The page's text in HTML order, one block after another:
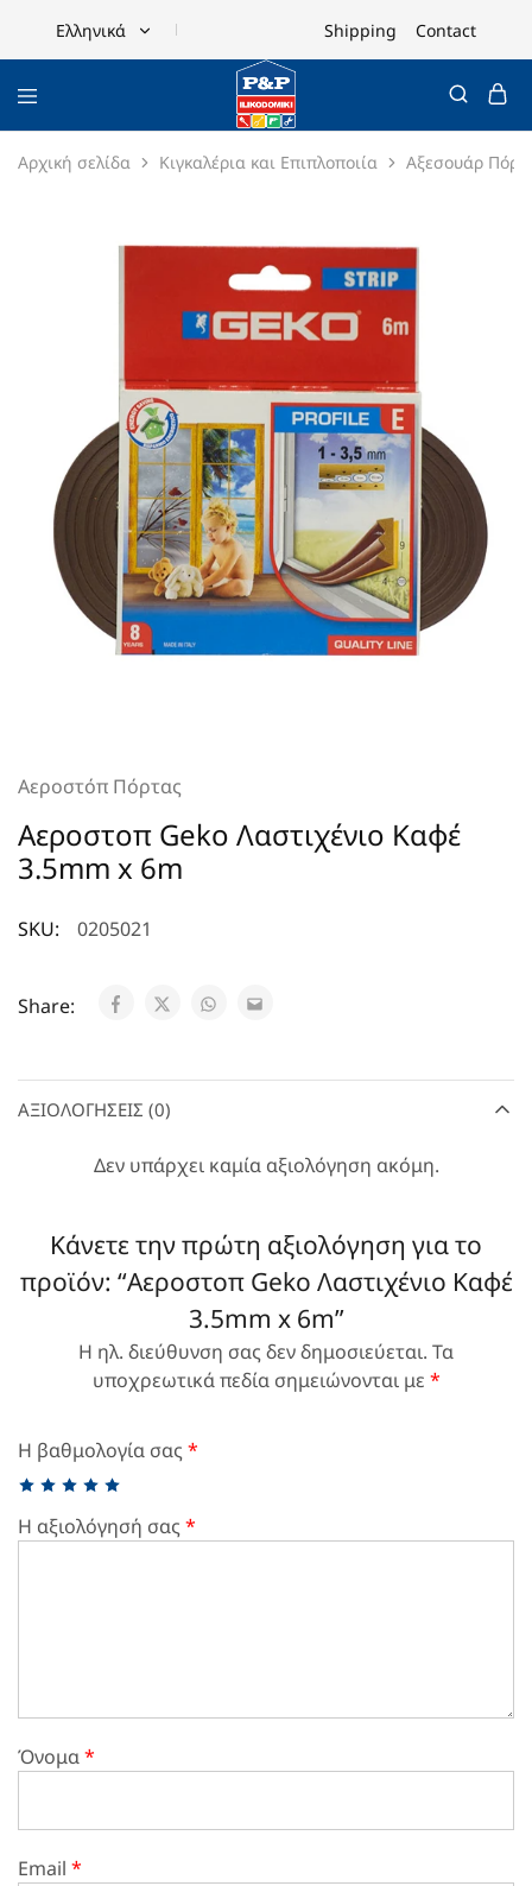
Ελληνικά
English
Shipping Contact
Αρχική σελίδα Κιγκαλέρια και Επιπλοποιία Αξεσουάρ
Αεροστόπ Πόρτας
Aεροστοπ Geko Λαστιχένιο Καφέ
3.5mm x 6m
SKU: 0205021
Share:
ΑΞΙΟΛΟΓΉΣΕΙΣ (0)
Δεν υπάρχει καμία αξιολόγηση ακόμη.
Κάνετε την πρώτη αξιολόγηση για το
προϊόν: “Aεροστοπ Geko Λαστιχένιο Καφέ
3.5mm x 6m”
Η ηλ. διεύθυνση σας δεν δημοσιεύεται. Τα
υποχρεωτικά πεδία σημειώνονται με *
Η βαθμολογία σας *
Η αξιολόγησή σας *
Όνομα*
Email *